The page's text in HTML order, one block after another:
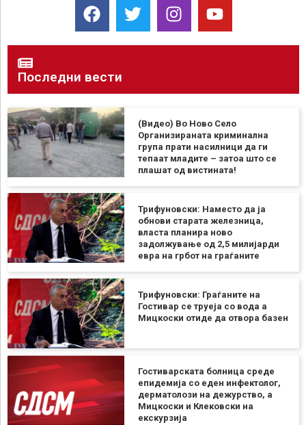
Последни вести
(Видео) Во Ново Село
Организираната криминална
група прати насилници да ги
тепаат младите – затоа што се
плашат од вистината!
Трифуновски: Наместо да ја
обнови старата железница,
власта планира ново
задолжување од 2,5 милијарди
евра на грбот на граѓаните
Трифуновски: Граѓаните на
Гостивар се труеја со вода а
Мицкоски отиде да отвора базен
Гостиварската болница среде
епидемија со еден инфектолог,
дерматолози на дежурство, а
Мицкоски и Клековски на
екскурзија